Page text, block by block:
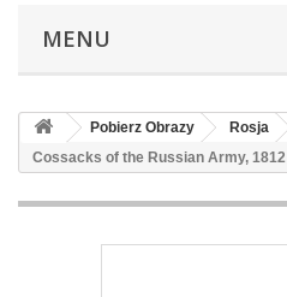
MENU
Pobierz Obrazy Rosja
Cossacks of the Russian Army, 1812